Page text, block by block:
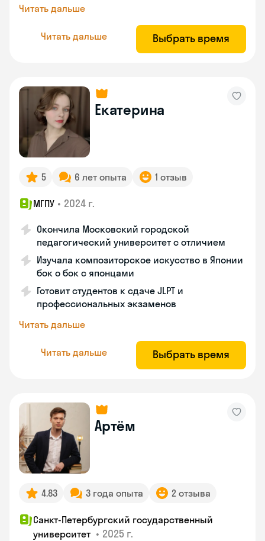
Читать дальше
Читать дальше Выбрать время
Екатерина
5 6 лет опыта 1 отзыв
МГПУ • 2024 г.
Окончила Московский городской
педагогический университет с отличием
Изучала композиторское искусство в Японии
бок о бок с японцами
Готовит студентов к сдаче JLPT и
профессиональных экзаменов
Читать дальше
Читать дальше Выбрать время
Артём
4.83 3 года опыта 2 отзыва
Санкт-Петербургский государственный
университет • 2025 г.